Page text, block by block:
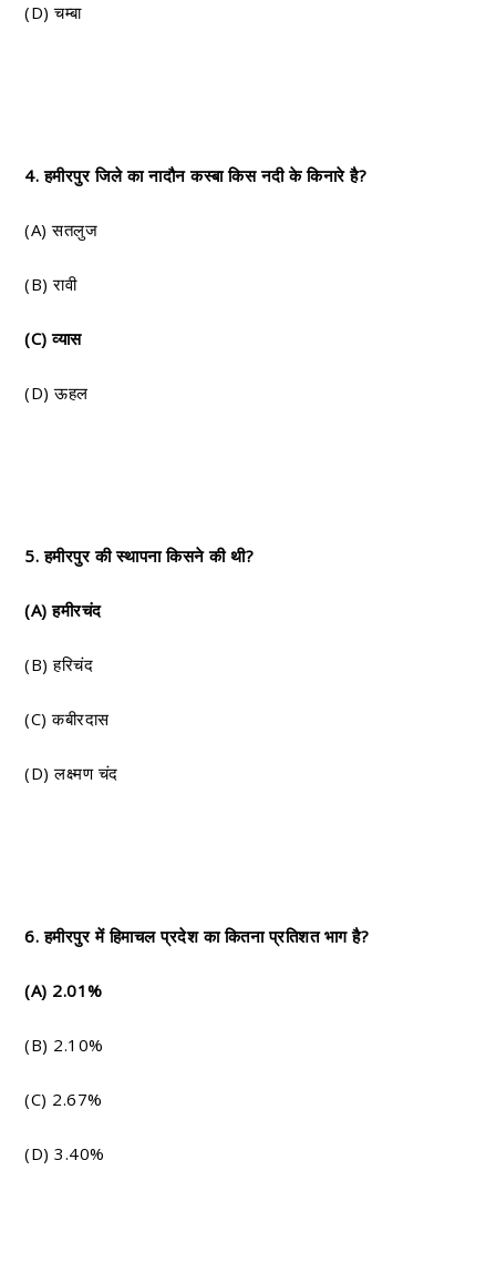
(D) चम्बा
4. हमीरपुर जिले का नादौन कस्बा किस नदी के किनारे है?
(A) सतलुज
(B) रावी
(C) व्यास
(D) ऊहल
5. हमीरपुर की स्थापना किसने की थी?
(A) हमीरचंद
(B) हरिचंद
(C) कबीरदास
(D) लक्ष्मण चंद
6. हमीरपुर में हिमाचल प्रदेश का कितना प्रतिशत भाग है?
(A) 2.01%
(B) 2.10%
(C) 2.67%
(D) 3.40%